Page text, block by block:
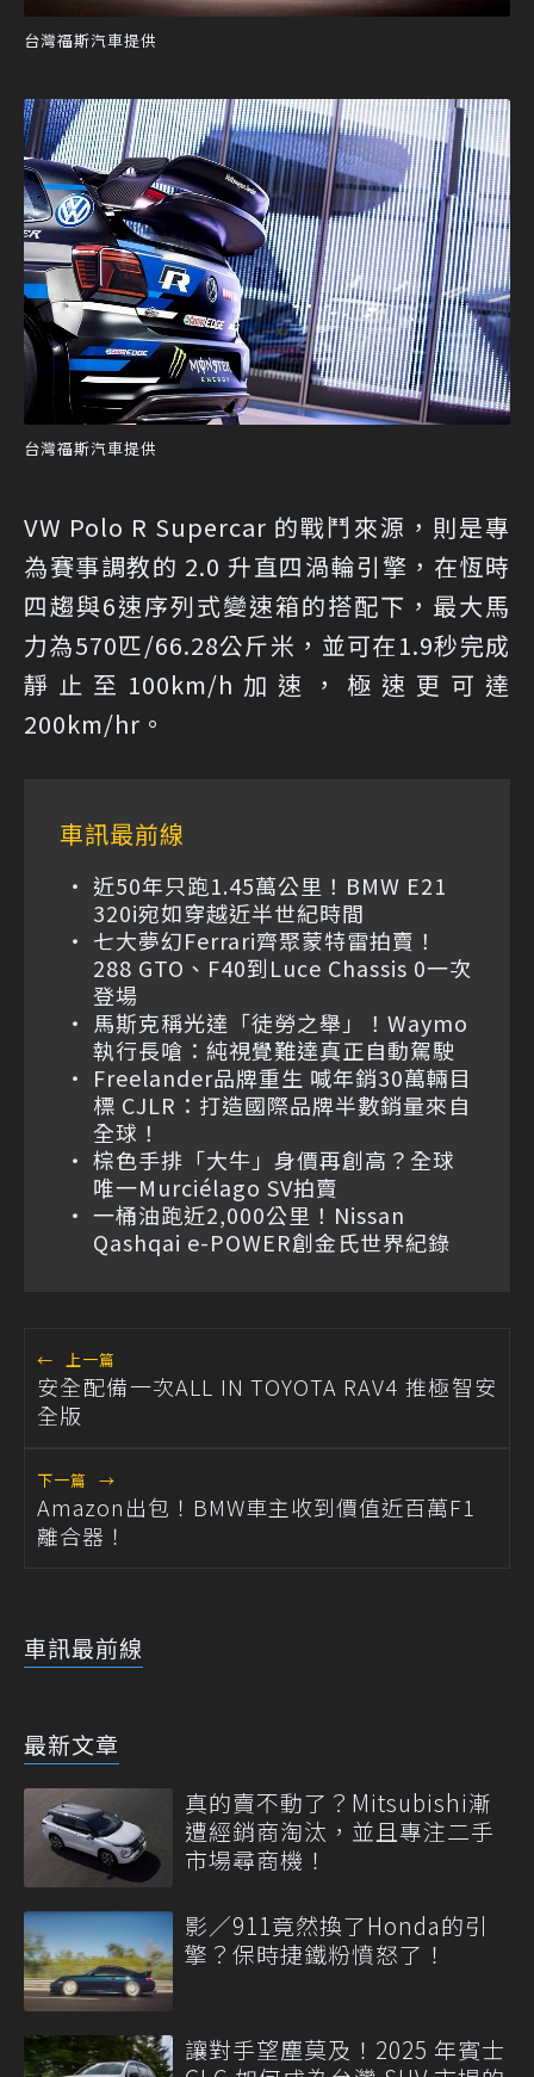
台灣福斯汽車提供
台灣福斯汽車提供
VW Polo R Supercar 的戰鬥來源，則是專
為賽事調教的 2.0 升直四渦輪引擎，在恆時
四趨與6速序列式變速箱的搭配下，最大馬
力為570匹/66.28公斤米，並可在1.9秒完成
靜止至100km/h加速，極速更可達
200km/hr。
車訊最前線
近50年只跑1.45萬公里！BMW E21
320i宛如穿越近半世紀時間
七大夢幻Ferrari齊聚蒙特雷拍賣！
288 GTO、F40到Luce Chassis 0一次
登場
馬斯克稱光達「徒勞之舉」！Waymo
執行長嗆：純視覺難達真正自動駕駛
Freelander品牌重生 喊年銷30萬輛目
標 CJLR：打造國際品牌半數銷量來自
全球！
棕色手排「大牛」身價再創高？全球
唯一Murciélago SV拍賣
一桶油跑近2,000公里！Nissan
Qashqai e-POWER創金氏世界紀錄
← 上一篇
安全配備一次ALL IN TOYOTA RAV4 推極智安
全版
下一篇 →
Amazon出包！BMW車主收到價值近百萬F1
離合器！
車訊最前線
最新文章
真的賣不動了？Mitsubishi漸
遭經銷商淘汰，並且專注二手
市場尋商機！
影／911竟然換了Honda的引
擎？保時捷鐵粉憤怒了！
讓對手望塵莫及！2025 年賓士